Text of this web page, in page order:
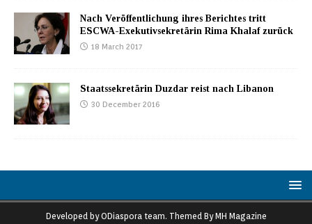
Nach Veröffentlichung ihres Berichtes tritt
ESCWA-Exekutivsekretärin Rima Khalaf zurück
18 March 2017
Staatssekretärin Duzdar reist nach Libanon
30 December 2016
Developed by ODiaspora team. Themed By MH Magazine